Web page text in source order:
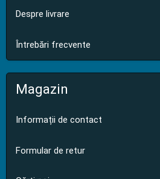
Despre livrare
Întrebări frecvente
Magazin
Informații de contact
Formular de retur